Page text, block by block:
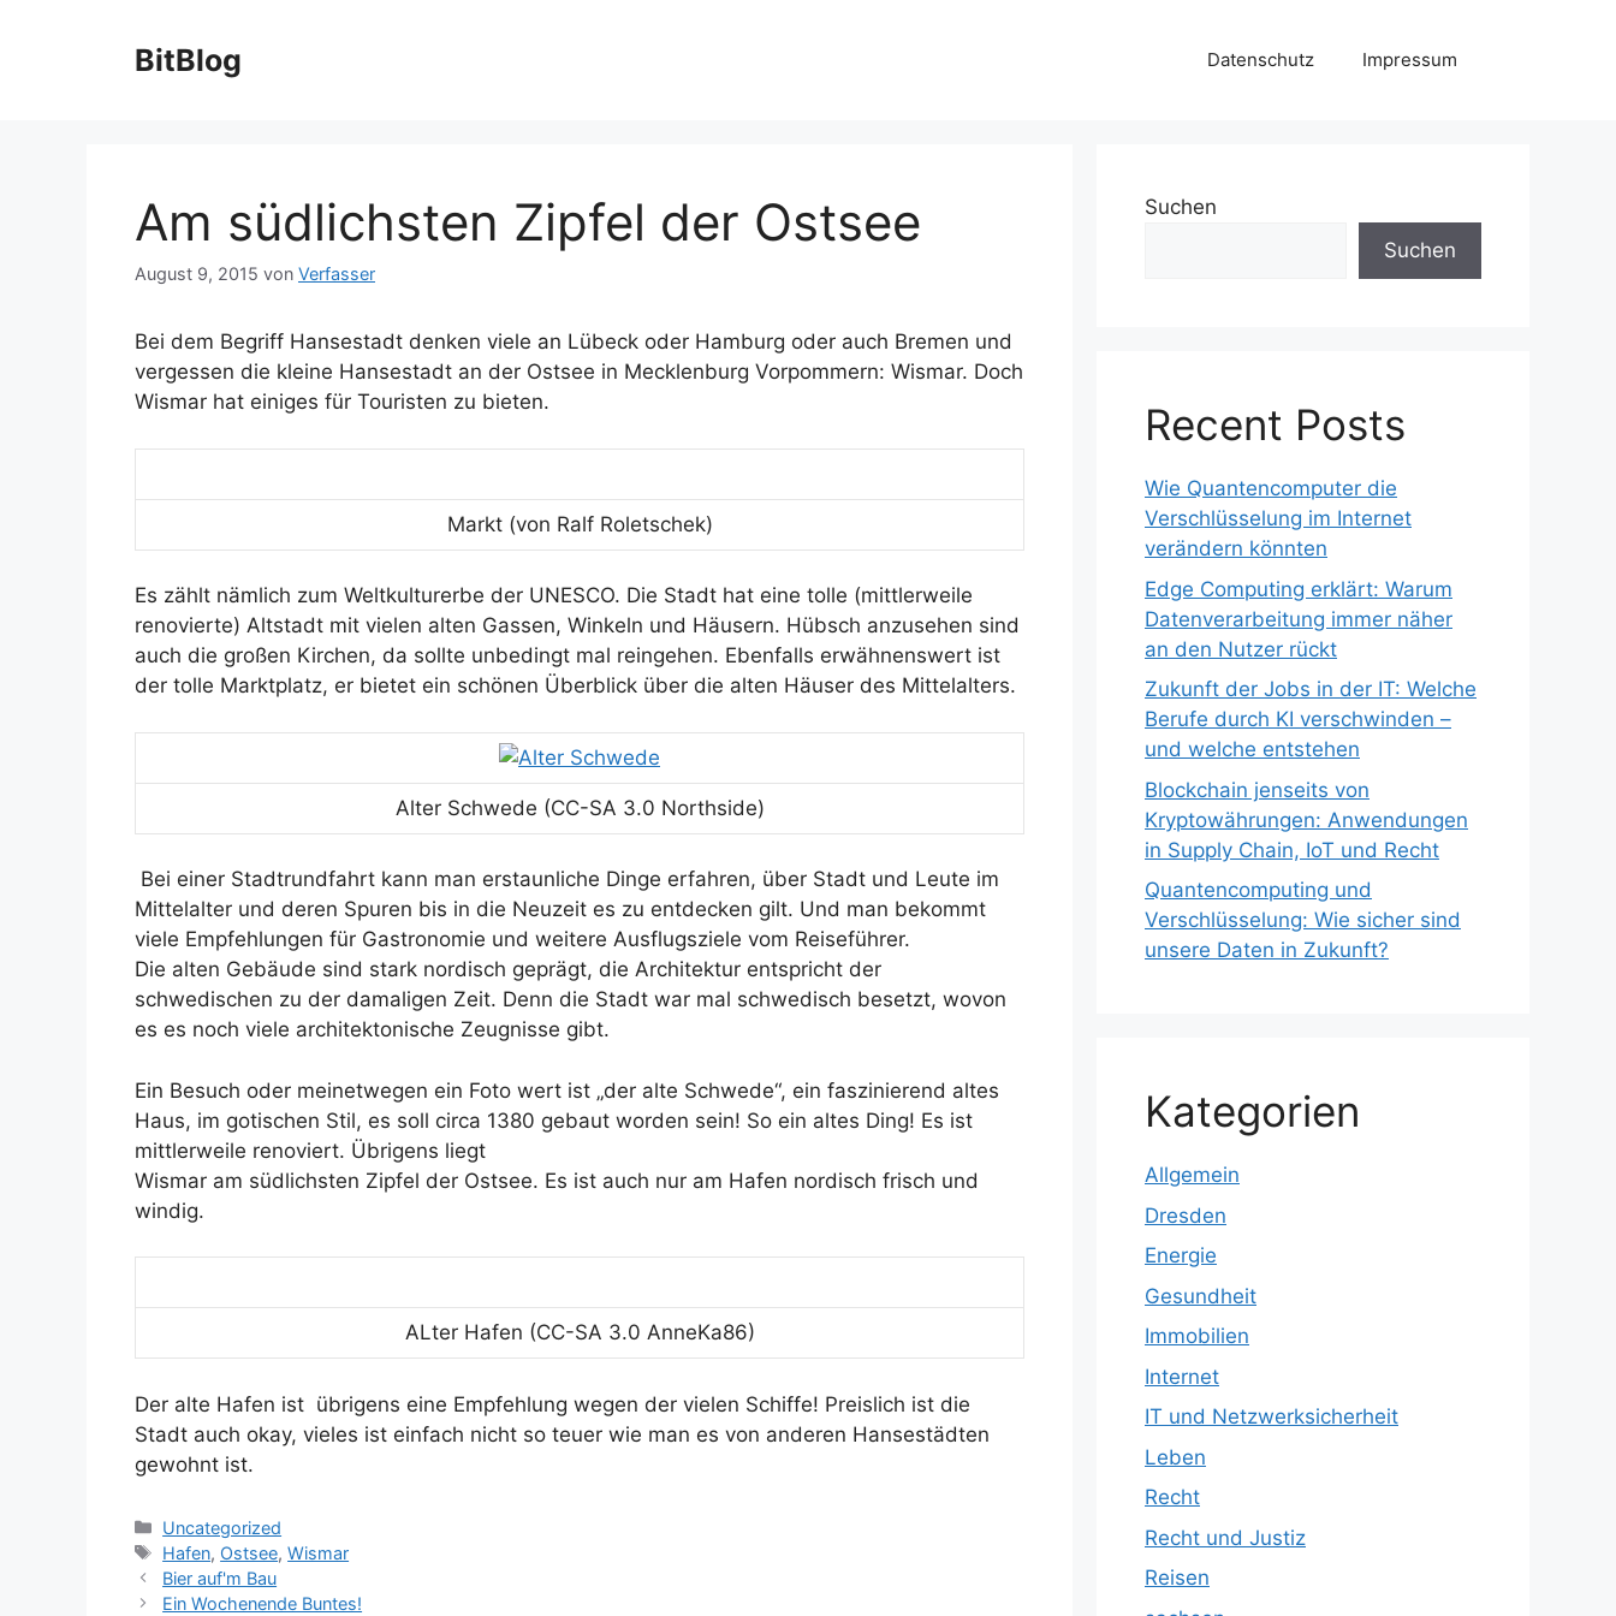
BitBlog Datenschutz Impressum
Am südlichsten Zipfel der Ostsee
August 9, 2015 von Verfasser
Bei dem Begriff Hansestadt denken viele an Lübeck oder Hamburg oder auch Bremen und
vergessen die kleine Hansestadt an der Ostsee in Mecklenburg Vorpommern: Wismar. Doch
Wismar hat einiges für Touristen zu bieten.
Markt (von Ralf Roletschek)
Es zählt nämlich zum Weltkulturerbe der UNESCO. Die Stadt hat eine tolle (mittlerweile
renovierte) Altstadt mit vielen alten Gassen, Winkeln und Häusern. Hübsch anzusehen sind
auch die großen Kirchen, da sollte unbedingt mal reingehen. Ebenfalls erwähnenswert ist
der tolle Marktplatz, er bietet ein schönen Überblick über die alten Häuser des Mittelalters.
Alter Schwede (CC-SA 3.0 Northside)
Bei einer Stadtrundfahrt kann man erstaunliche Dinge erfahren, über Stadt und Leute im
Mittelalter und deren Spuren bis in die Neuzeit es zu entdecken gilt. Und man bekommt
viele Empfehlungen für Gastronomie und weitere Ausflugsziele vom Reiseführer.
Die alten Gebäude sind stark nordisch geprägt, die Architektur entspricht der
schwedischen zu der damaligen Zeit. Denn die Stadt war mal schwedisch besetzt, wovon
es es noch viele architektonische Zeugnisse gibt.
Ein Besuch oder meinetwegen ein Foto wert ist „der alte Schwede“, ein faszinierend altes
Haus, im gotischen Stil, es soll circa 1380 gebaut worden sein! So ein altes Ding! Es ist
mittlerweile renoviert. Übrigens liegt
Wismar am südlichsten Zipfel der Ostsee. Es ist auch nur am Hafen nordisch frisch und
windig.
ALter Hafen (CC-SA 3.0 AnneKa86)
Der alte Hafen ist übrigens eine Empfehlung wegen der vielen Schiffe! Preislich ist die
Stadt auch okay, vieles ist einfach nicht so teuer wie man es von anderen Hansestädten
gewohnt ist.
Kategorien
Uncategorized
Schlagwörter
Hafen, Ostsee,Wismar
Bier auf'm Bau
Ein Wochenende Buntes!
Suchen
Suchen
Recent Posts
Wie Quantencomputer die
Verschlüsselung im Internet
verändern könnten
Edge Computing erklärt: Warum
Datenverarbeitung immer näher
an den Nutzer rückt
Zukunft der Jobs in der IT: Welche
Berufe durch KI verschwinden –
und welche entstehen
Blockchain jenseits von
Kryptowährungen: Anwendungen
in Supply Chain, IoT und Recht
Quantencomputing und
Verschlüsselung: Wie sicher sind
unsere Daten in Zukunft?
Kategorien
Allgemein
Dresden
Energie
Gesundheit
Immobilien
Internet
IT und Netzwerksicherheit
Leben
Recht
Recht und Justiz
Reisen